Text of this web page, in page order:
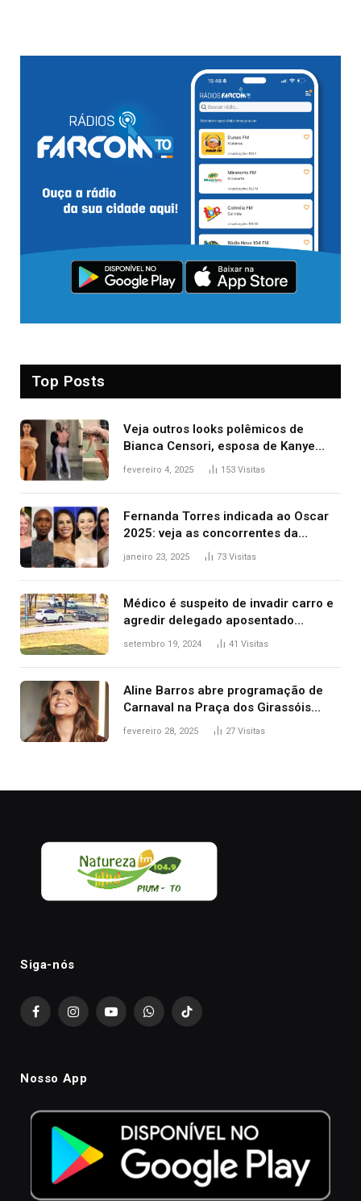
Top Posts
Veja outros looks polêmicos de
Bianca Censori, esposa de Kanye
West que apareceu nua no Grammy
fevereiro 4, 2025 153 Visitas
Fernanda Torres indicada ao Oscar
2025: veja as concorrentes da
brasileira a melhor atriz
janeiro 23, 2025 73 Visitas
Médico é suspeito de invadir carro e
agredir delegado aposentado
durante confusão no trânsito
setembro 19, 2024 41 Visitas
Aline Barros abre programação de
Carnaval na Praça dos Girassóis
nesta sexta-feira, em Palmas
fevereiro 28, 2025 27 Visitas
Siga-nós
FacebookInstagramYouTubeWhatsAppTikTok
Nosso App